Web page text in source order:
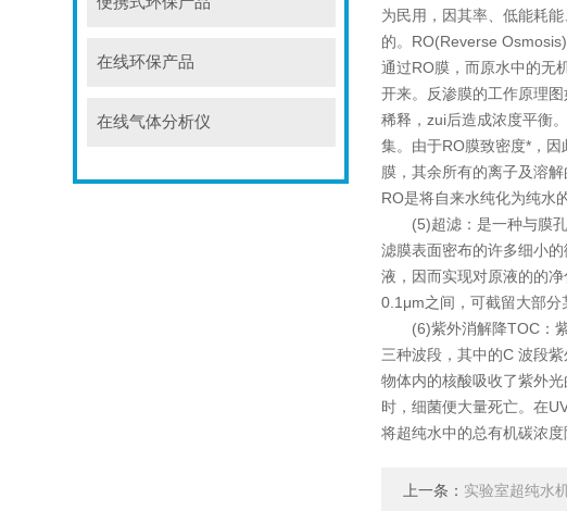
在线环保产品
在线气体分析仪
为民用，因其率、低能耗
的。RO(Reverse
通过RO膜，而原水中的无
开来。反渗膜的工作原理
稀释，zui后造成浓度平衡
集。由于RO膜致密度*，
膜，其余所有的离子及溶
RO是将自来水纯化为纯水
(5)超滤：是一种与膜孔
滤膜表面密布的许多细小
液，因而实现对原液的的
0.1μm之间，可截留大部分
(6)紫外消解降TOC：紫
三种波段，其中的C 波段
物体内的核酸吸收了紫外
时，细菌便大量死亡。在
将超纯水中的总有机碳浓度
上一条： 实验室超纯水